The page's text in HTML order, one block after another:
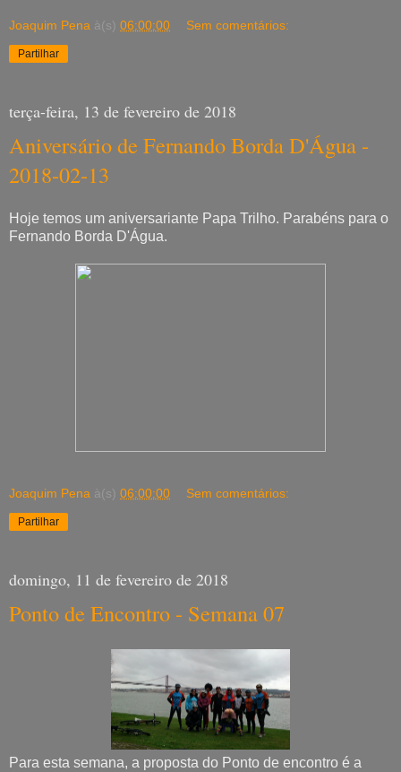
Joaquim Pena à(s) 06:00:00 Sem comentários:
Partilhar
terça-feira, 13 de fevereiro de 2018
Aniversário de Fernando Borda D'Água -
2018-02-13
Hoje temos um aniversariante Papa Trilho. Parabéns para o
Fernando Borda D'Água.
Joaquim Pena à(s) 06:00:00 Sem comentários:
Partilhar
domingo, 11 de fevereiro de 2018
Ponto de Encontro - Semana 07
Para esta semana, a proposta do Ponto de encontro é a